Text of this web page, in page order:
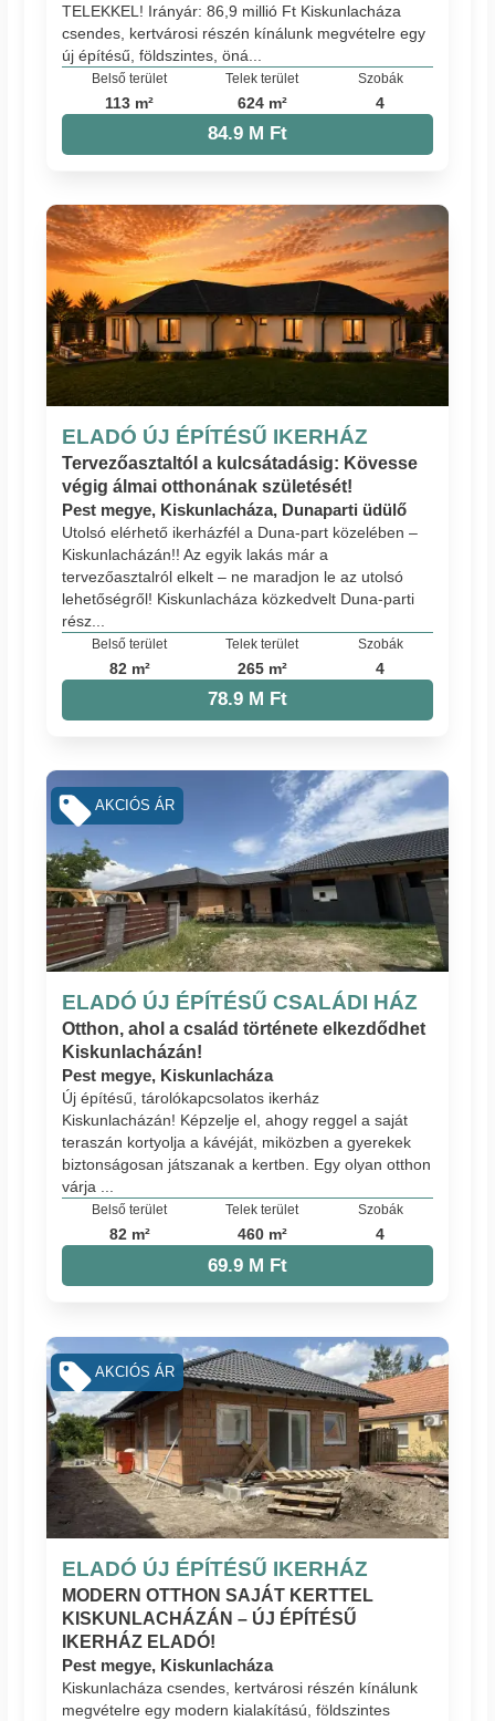
TELEKKEL! Irányár: 86,9 millió Ft Kiskunlacháza
csendes, kertvárosi részén kínálunk megvételre egy
új építésű, földszintes, öná...
Belső terület
113 m²
Telek terület
624 m²
Szobák
4
84.9 M Ft
ELADÓ ÚJ ÉPÍTÉSŰ IKERHÁZ
Tervezőasztaltól a kulcsátadásig: Kövesse
végig álmai otthonának születését!
Pest megye, Kiskunlacháza, Dunaparti üdülő
Utolsó elérhető ikerházfél a Duna-part közelében –
Kiskunlacházán!! Az egyik lakás már a
tervezőasztalról elkelt – ne maradjon le az utolsó
lehetőségről! Kiskunlacháza közkedvelt Duna-parti
rész...
Belső terület
82 m²
Telek terület
265 m²
Szobák
4
78.9 M Ft
ELADÓ ÚJ ÉPÍTÉSŰ CSALÁDI HÁZ
Otthon, ahol a család története elkezdődhet
Kiskunlacházán!
Pest megye, Kiskunlacháza
Új építésű, tárolókapcsolatos ikerház
Kiskunlacházán! Képzelje el, ahogy reggel a saját
teraszán kortyolja a kávéját, miközben a gyerekek
biztonságosan játszanak a kertben. Egy olyan otthon
várja ...
Belső terület
82 m²
Telek terület
460 m²
Szobák
4
69.9 M Ft
AKCIÓS ÁR
ELADÓ ÚJ ÉPÍTÉSŰ IKERHÁZ
MODERN OTTHON SAJÁT KERTTEL
KISKUNLACHÁZÁN – ÚJ ÉPÍTÉSŰ
IKERHÁZ ELADÓ!
Pest megye, Kiskunlacháza
Kiskunlacháza csendes, kertvárosi részén kínálunk
megvételre egy modern kialakítású, földszintes
AKCIÓS ÁR